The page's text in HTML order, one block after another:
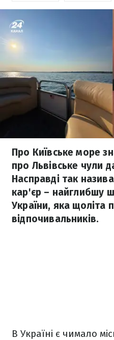
Про Київське море
про Львівське чули
Насправді так
кар'єр – найглибшу
України, яка щоліта
відпочивальників.
В Україні є чимало